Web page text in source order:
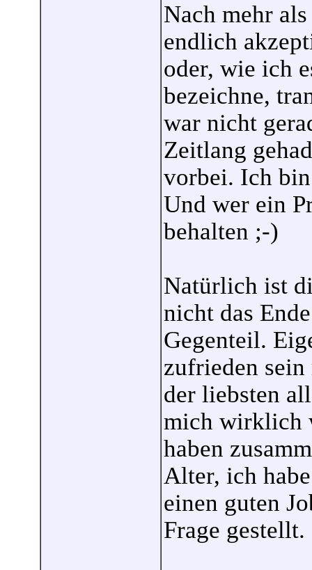
Nach mehr
endlich
oder, wie ich
bezeichne,
war nicht
Zeitlang
vorbei. Ich
Und wer ein
behalten ;-)
Natürlich ist
nicht das
Gegenteil.
zufrieden
der liebsten
mich wirklich
haben
Alter, ich
einen guten
Frage gestellt.